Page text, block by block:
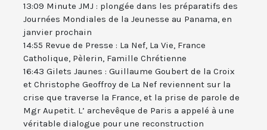
13:09 Minute JMJ : plongée dans les préparatifs des
Journées Mondiales de la Jeunesse au Panama, en
janvier prochain
14:55 Revue de Presse : La Nef, La Vie, France
Catholique, Pèlerin, Famille Chrétienne
16:43 Gilets Jaunes : Guillaume Goubert de la Croix
et Christophe Geoffroy de La Nef reviennent sur la
crise que traverse la France, et la prise de parole de
Mgr Aupetit. L’ archevêque de Paris a appelé à une
véritable dialogue pour une reconstruction